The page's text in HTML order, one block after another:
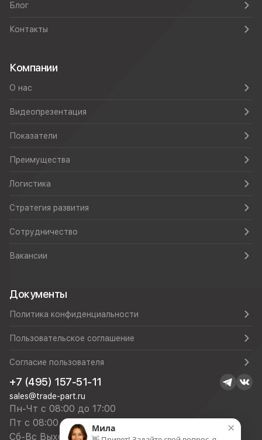
Блог
Контакты
Компании
О нас
Видеопрезентация
Показатели
Преимущества
Логистика
Стратегия развития
Сотрудничество
Вакансии
Документы
Политика конфиденциальности
Пользовательское соглашение
Согласие пользователя
+7 (495) 157-51-11
sales@trade-part.ru
Пн-Чт с 08:00 до 17:00
Пт с 08:00 до 16:00
Сб-Вс Выходной
×
Мила